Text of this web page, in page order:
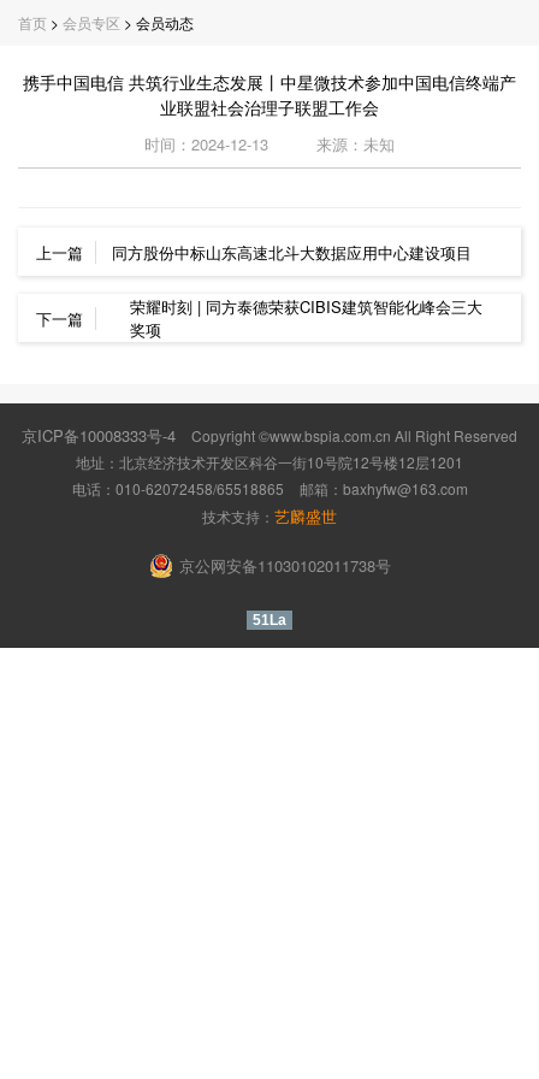
首页 > 会员专区 > 会员动态
携手中国电信 共筑行业生态发展丨中星微技术参加中国电信终端产
业联盟社会治理子联盟工作会
时间：2024-12-13 来源：未知
上一篇 同方股份中标山东高速北斗大数据应用中心建设项目
下一篇
荣耀时刻 | 同方泰德荣获CIBIS建筑智能化峰会三大
奖项
京ICP备10008333号-4
Copyright ©www.bspia.com.cn All Right Reserved
地址：北京经济技术开发区科谷一街10号院12号楼12层1201
电话：010-62072458/65518865
邮箱： baxhyfw@163.com
技术支持： 艺麟盛世
京公网安备11030102011738号
51La